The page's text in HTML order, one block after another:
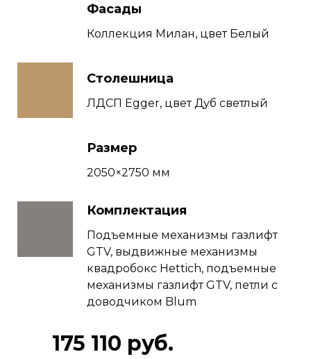
Фасады
Коллекция Милан, цвет Белый
Столешница
ЛДСП Egger, цвет Дуб светлый
Размер
2050×2750 мм
Комплектация
Подъемные механизмы газлифт
GTV, выдвижные механизмы
квадробокс Hettich, подъемные
механизмы газлифт GTV, петли с
доводчиком Blum
175 110 руб.